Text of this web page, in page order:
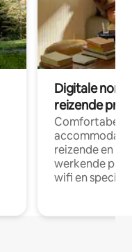
Digitale
reizende
Comfortabele
reizende en
werkende
wifi en